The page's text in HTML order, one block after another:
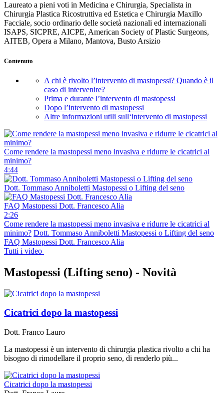
Laureato a pieni voti in Medicina e Chirurgia, Specialista in
Chirurgia Plastica Ricostruttiva ed Estetica e Chirurgia Maxillo
Facciale, socio ordinario delle società nazionali ed internazionali
ISAPS, SICPRE, AICPE, American Society of Plastic Surgeons,
AITEB, Opera a Milano, Mantova, Busto Arsizio
Contenuto
A chi è rivolto l’intervento di mastopessi? Quando è il
caso di intervenire?
Prima e durante l’intervento di mastopessi
Dopo l’intervento di mastopessi
Altre informazioni utili sull‘intervento di mastopessi
Come rendere la mastopessi meno invasiva e ridurre le cicatrici al
minimo?
4:44
Dott. Tommaso Anniboletti Mastopessi o Lifting del seno
FAQ Mastopessi Dott. Francesco Alia
2:26
Come rendere la mastopessi meno invasiva e ridurre le cicatrici al
minimo? Dott. Tommaso Anniboletti Mastopessi o Lifting del seno
FAQ Mastopessi Dott. Francesco Alia
Tutti i video
Mastopessi (Lifting seno) - Novità
Cicatrici dopo la mastopessi
Dott. Franco Lauro
La mastopessi è un intervento di chirurgia plastica rivolto a chi ha
bisogno di rimodellare il proprio seno, di renderlo più...
Cicatrici dopo la mastopessi